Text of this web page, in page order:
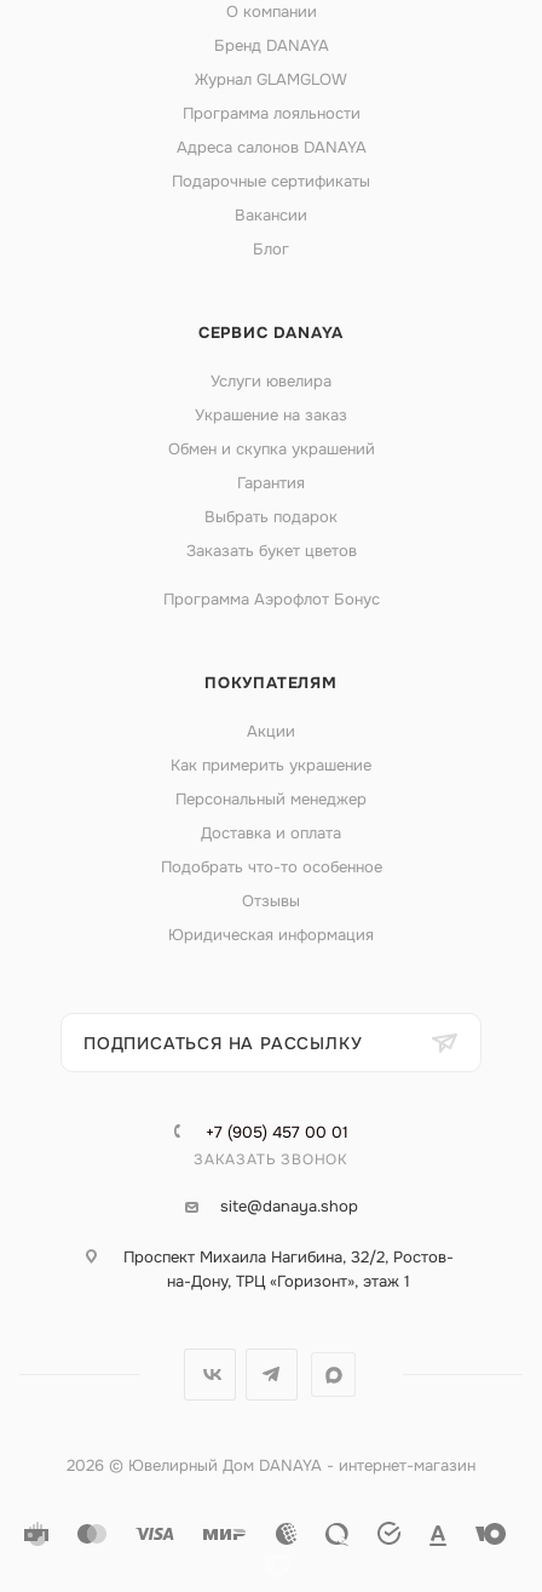
О компании
Бренд DANAYA
Журнал GLAMGLOW
Программа лояльности
Адреса салонов DANAYA
Подарочные сертификаты
Вакансии
Блог
СЕРВИС DANAYA
Услуги ювелира
Украшение на заказ
Обмен и скупка украшений
Гарантия
Выбрать подарок
Заказать букет цветов
Программа Аэрофлот Бонус
ПОКУПАТЕЛЯМ
Акции
Как примерить украшение
Персональный менеджер
Доставка и оплата
Подобрать что-то особенное
Отзывы
Юридическая информация
ПОДПИСАТЬСЯ НА РАССЫЛКУ
+7 (905) 457 00 01
ЗАКАЗАТЬ ЗВОНОК
site@danaya.shop
Проспект Михаила Нагибина, 32/2, Ростов-
на-Дону, ТРЦ «Горизонт», этаж 1
2026 © Ювелирный Дом DANAYA - интернет-магазин